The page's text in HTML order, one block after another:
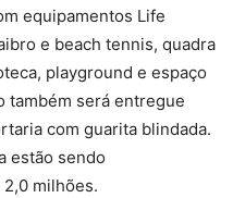
equipamentos Life
e beach tennis, quadra
playground e espaço
também será entregue
com guarita blindada.
estão sendo
milhões.